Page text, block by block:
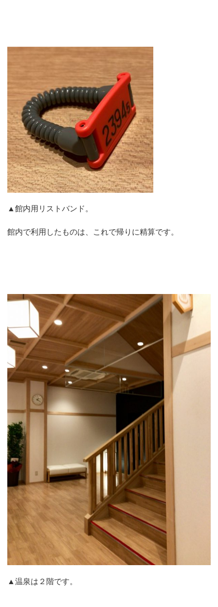
▲館内用リストバンド。
館内で利用したものは、これで帰りに精算です。
▲温泉は２階です。